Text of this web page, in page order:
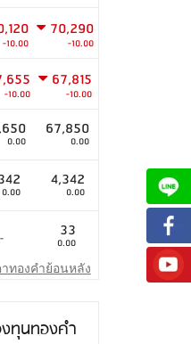
-10.00
70,290
-10.00
-10.00
67,815
-10.00
0.00
67,850
0.00
0.00
4,342
0.00
- 33
0.00
ทองคำย้อนหลัง
ทุนทองคำ